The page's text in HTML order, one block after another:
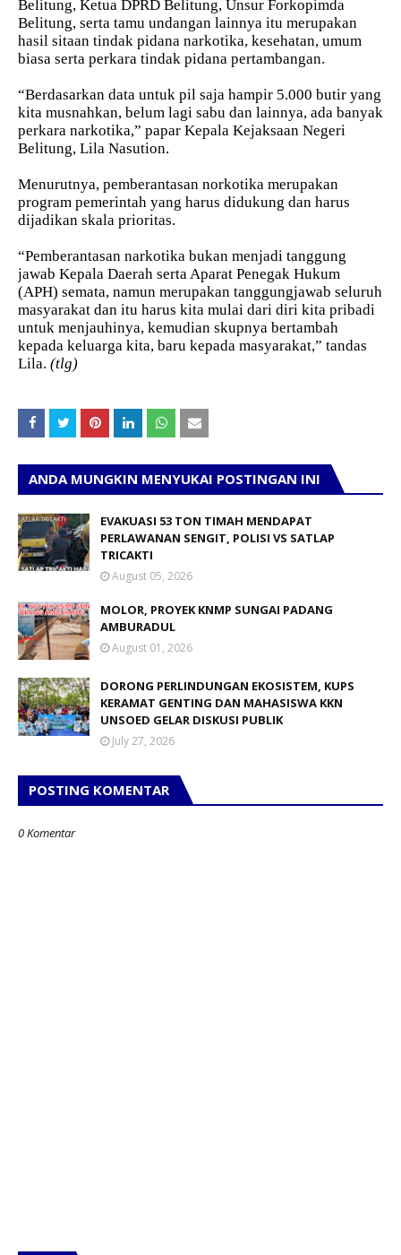
Belitung, Ketua DPRD Belitung, Unsur Forkopimda
Belitung, serta tamu undangan lainnya itu merupakan
hasil sitaan tindak pidana narkotika, kesehatan, umum
biasa serta perkara tindak pidana pertambangan.
“Berdasarkan data untuk pil saja hampir 5.000 butir yang
kita musnahkan, belum lagi sabu dan lainnya, ada banyak
perkara narkotika,” papar Kepala Kejaksaan Negeri
Belitung, Lila Nasution.
Menurutnya, pemberantasan norkotika merupakan
program pemerintah yang harus didukung dan harus
dijadikan skala prioritas.
“Pemberantasan narkotika bukan menjadi tanggung
jawab Kepala Daerah serta Aparat Penegak Hukum
(APH) semata, namun merupakan tanggungjawab seluruh
masyarakat dan itu harus kita mulai dari diri kita pribadi
untuk menjauhinya, kemudian skupnya bertambah
kepada keluarga kita, baru kepada masyarakat,” tandas
Lila. (tlg)
ANDA MUNGKIN MENYUKAI POSTINGAN INI
EVAKUASI 53 TON TIMAH MENDAPAT
PERLAWANAN SENGIT, POLISI VS SATLAP
TRICAKTI
August 05, 2026
MOLOR, PROYEK KNMP SUNGAI PADANG
AMBURADUL
August 01, 2026
DORONG PERLINDUNGAN EKOSISTEM, KUPS
KERAMAT GENTING DAN MAHASISWA KKN
UNSOED GELAR DISKUSI PUBLIK
July 27, 2026
POSTING KOMENTAR
0 Komentar